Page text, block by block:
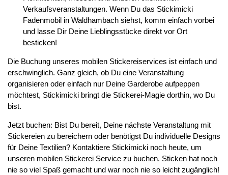
Verkaufsveranstaltungen. Wenn Du das Stickimicki
Fadenmobil in Waldhambach siehst, komm einfach vorbei
und lasse Dir Deine Lieblingsstücke direkt vor Ort
besticken!
Die Buchung unseres mobilen Stickereiservices ist einfach und
erschwinglich. Ganz gleich, ob Du eine Veranstaltung
organisieren oder einfach nur Deine Garderobe aufpeppen
möchtest, Stickimicki bringt die Stickerei-Magie dorthin, wo Du
bist.
Jetzt buchen: Bist Du bereit, Deine nächste Veranstaltung mit
Stickereien zu bereichern oder benötigst Du individuelle Designs
für Deine Textilien? Kontaktiere Stickimicki noch heute, um
unseren mobilen Stickerei Service zu buchen. Sticken hat noch
nie so viel Spaß gemacht und war noch nie so leicht zugänglich!